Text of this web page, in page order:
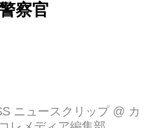
察官
ニュースクリップ @ カ